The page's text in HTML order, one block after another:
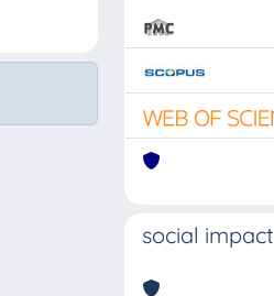
social impact